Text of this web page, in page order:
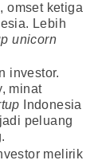
omset ketiga
Lebih
unicorn
investor.
minat
Indonesia
peluang
melirik